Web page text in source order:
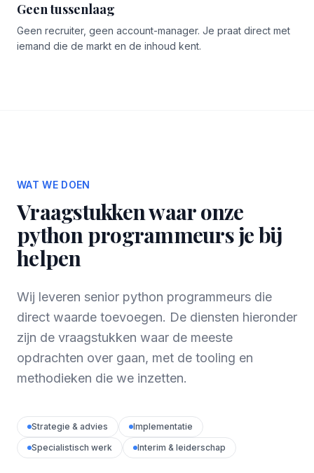
Geen tussenlaag
Geen recruiter, geen account-manager. Je praat direct met
iemand die de markt en de inhoud kent.
WAT WE DOEN
Vraagstukken waar onze
python programmeurs je bij
helpen
Wij leveren senior python programmeurs die
direct waarde toevoegen. De diensten hieronder
zijn de vraagstukken waar de meeste
opdrachten over gaan, met de tooling en
methodieken die we inzetten.
Strategie & advies
Implementatie
Specialistisch werk
Interim & leiderschap